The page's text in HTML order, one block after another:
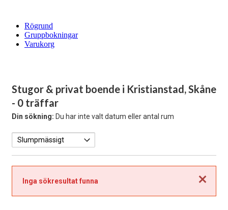
Rögrund
Gruppbokningar
Varukorg
Stugor & privat boende i Kristianstad, Skåne
- 0 träffar
Din sökning: Du har inte valt datum eller antal rum
Stäng
Inga sökresultat funna